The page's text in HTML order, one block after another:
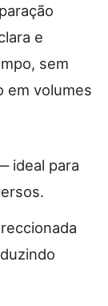
e
sem
em volumes
ideal para